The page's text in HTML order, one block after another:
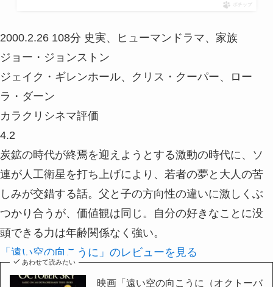
ポチップ
2000.2.26 108分 史実、ヒューマンドラマ、家族
ジョー・ジョンストン
ジェイク・ギレンホール、クリス・クーパー、ロー
ラ・ダーン
カラクリシネマ評価
4.2
炭鉱の時代が終焉を迎えようとする激動の時代に、ソ
連が人工衛星を打ち上げにより、若者の夢と大人の苦
しみが交錯する話。父と子の方向性の違いに激しくぶ
つかり合うが、価値観は同じ。自分の好きなことに没
頭できる力は年齢関係なく強い。
「遠い空の向こうに」のレビューを見る
あわせて読みたい
映画「遠い空の向こうに（オクトーバ